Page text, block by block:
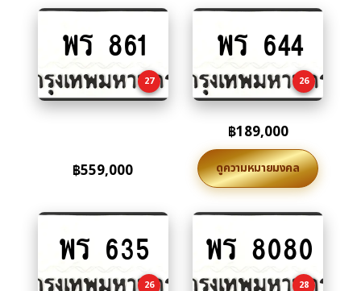
to
พร 861
27
฿559,000
to
พร 644
26
฿189,000
ดูความหมายมงคล
to
พร 635
26
to
พร 8080
28